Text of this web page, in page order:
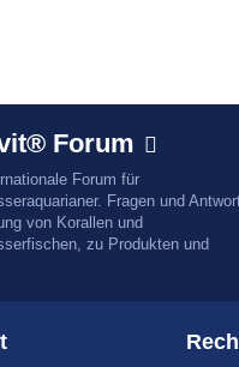
Forum
Forum für
Fragen und
von Korallen und
zu Produkten und